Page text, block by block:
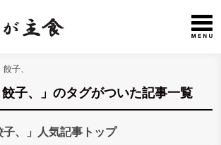
子、
餃子、」のタグがついた記事一覧
子、」人気記事トップ